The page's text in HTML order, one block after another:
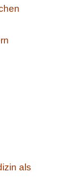
als